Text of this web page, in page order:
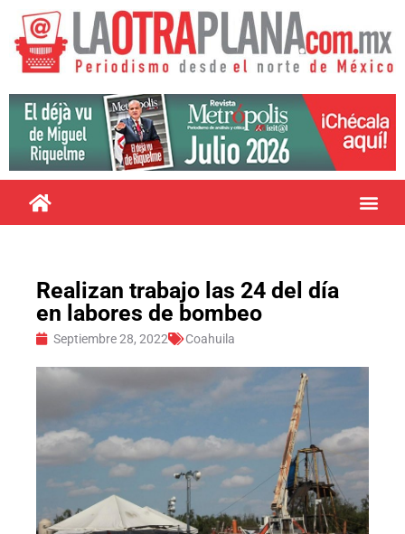
Realizan trabajo las 24 del día
en labores de bombeo
Septiembre 28, 2022 Coahuila